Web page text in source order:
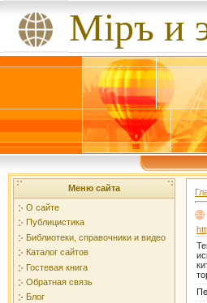
Мiръ и
Меню сайта
О сайте
Публицистика
Библиотеки, справочники и видео
Каталог сайтов
Гостевая книга
Обратная связь
Блог